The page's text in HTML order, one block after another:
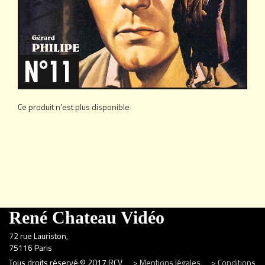
Ce produit n'est plus disponible
René Chateau Vidéo
72 rue Lauriston,
75116 Paris
Tous droits réservé © 2017 RCV > Mentions légales > Conditions